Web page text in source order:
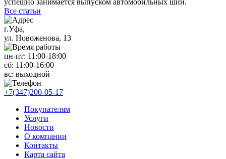
Все статьи
г.Уфа,
ул. Новоженова, 13
пн-пт: 11 :00-18:00
сб: 11 :00-16:00
вс: выходной
+7(347)200-05-17
Покупателям
Услуги
Новости
О компании
Контакты
Карта сайта